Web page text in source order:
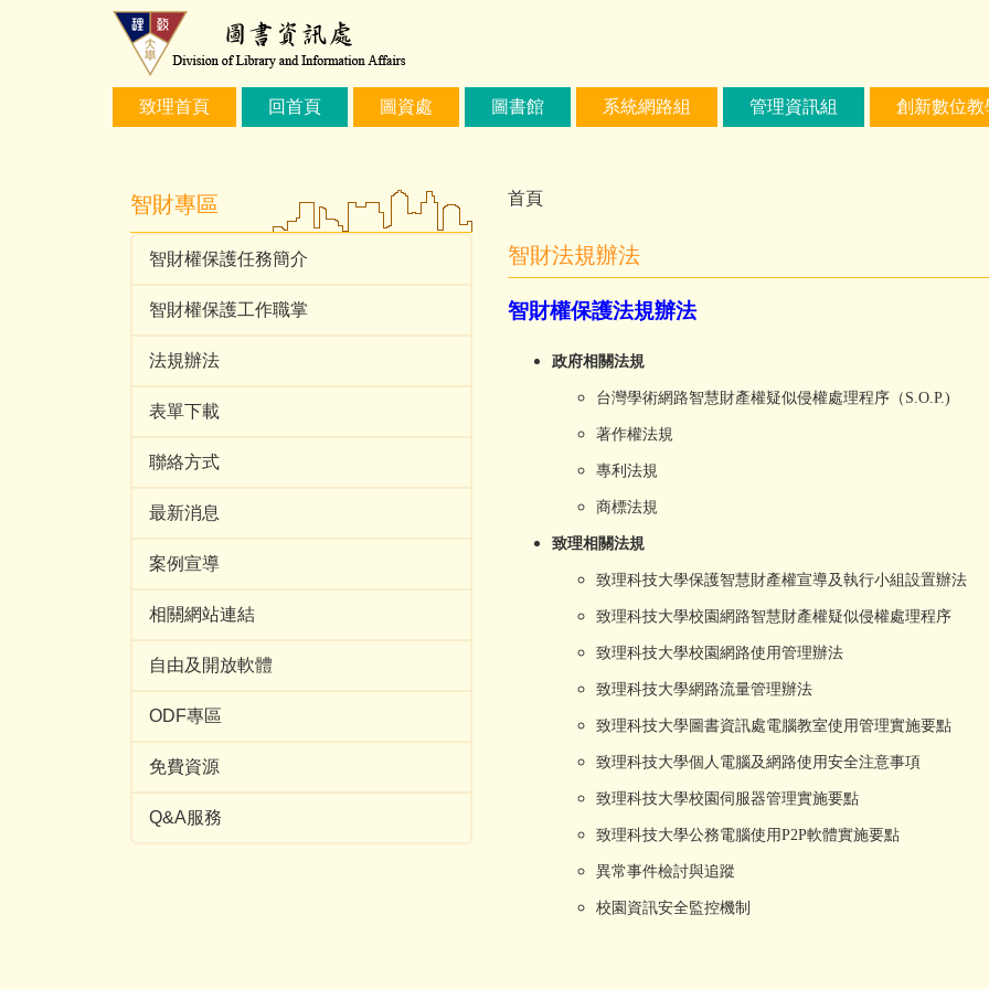
致理首頁 回首頁 圖資處 圖書館 系統網路組 管理資訊組 創新數位教
智財專區
智財權保護任務簡介
智財權保護工作職掌
法規辦法
表單下載
聯絡方式
最新消息
案例宣導
相關網站連結
自由及開放軟體
ODF專區
免費資源
Q&A服務
首頁
智財法規辦法
智財權保護法規辦法
政府相關法規
台灣學術網路智慧財產權疑似侵權處理程序（S.O.P.)
著作權法規
專利法規
商標法規
致理相關法規
致理科技大學保護智慧財產權宣導及執行小組設置辦法
致理科技大學校園網路智慧財產權疑似侵權處理程序
致理科技大學校園網路使用管理辦法
致理科技大學網路流量管理辦法
致理科技大學圖書資訊處電腦教室使用管理實施要點
致理科技大學個人電腦及網路使用安全注意事項
致理科技大學校園伺服器管理實施要點
致理科技大學公務電腦使用P2P軟體實施要點
異常事件檢討與追蹤
校園資訊安全監控機制